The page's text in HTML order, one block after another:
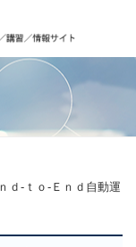
ｄ-ｔｏ-Ｅｎｄ自動運